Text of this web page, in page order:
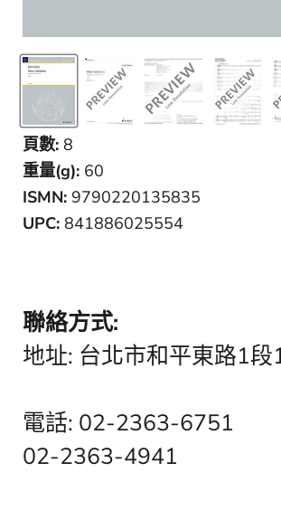
頁數: 8
重量(g): 60
ISMN: 9790220135835
UPC: 841886025554
聯絡方式:
地址: 台北市和平東路1
電話: 02-2363-6751
02-2363-4941